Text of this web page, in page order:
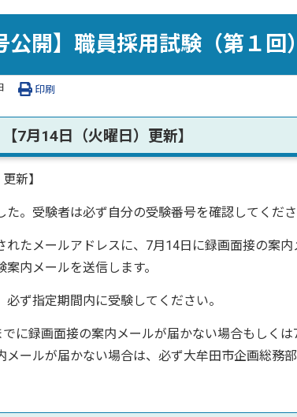
公開】職員採用試験（第１回）
印刷
7月14日（火曜日）更新】
新】
た。受験者は必ず自分の受験番号を確認してくださ
れたメールアドレスに、7月14日に録画面接の案
内メールを送信します。
必ず指定期間内に受験してください。
に録画面接の案内メールが届かない場合もしく
メールが届かない場合は、必ず大牟田市企画総務